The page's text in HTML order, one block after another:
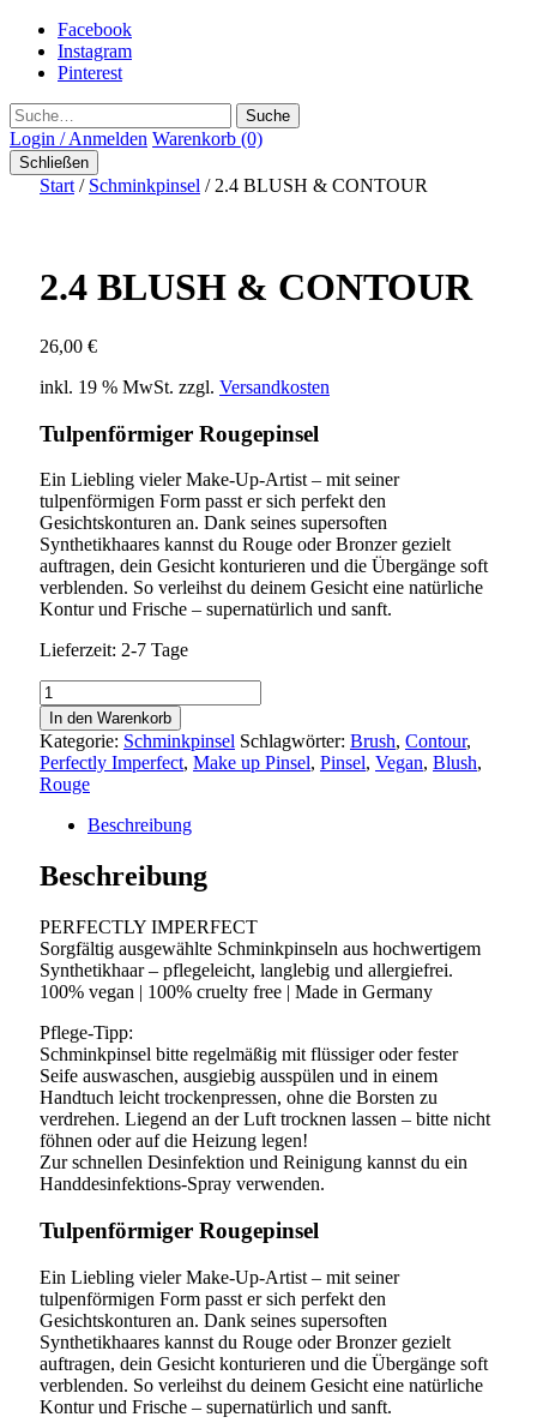
Facebook
Instagram
Pinterest
Suche
Login / Anmelden Warenkorb (0)
Schließen
Start / Schminkpinsel / 2.4 BLUSH & CONTOUR
2.4 BLUSH & CONTOUR
26,00 €
inkl. 19 % MwSt. zzgl. Versandkosten
Tulpenförmiger Rougepinsel
Ein Liebling vieler Make-Up-Artist – mit seiner
tulpenförmigen Form passt er sich perfekt den
Gesichtskonturen an. Dank seines supersoften
Synthetikhaares kannst du Rouge oder Bronzer gezielt
auftragen, dein Gesicht konturieren und die Übergänge soft
verblenden. So verleihst du deinem Gesicht eine natürliche
Kontur und Frische – supernatürlich und sanft.
Lieferzeit: 2-7 Tage
2.4
BLUSH
&
CONTOUR
Menge
In den Warenkorb
Kategorie: Schminkpinsel Schlagwörter: Brush, Contour,
Perfectly Imperfect, Make up Pinsel, Pinsel, Vegan, Blush,
Rouge
Beschreibung
Beschreibung
PERFECTLY IMPERFECT
Sorgfältig ausgewählte Schminkpinseln aus hochwertigem
Synthetikhaar – pflegeleicht, langlebig und allergiefrei.
100% vegan | 100% cruelty free | Made in Germany
Pflege-Tipp:
Schminkpinsel bitte regelmäßig mit flüssiger oder fester
Seife auswaschen, ausgiebig ausspülen und in einem
Handtuch leicht trockenpressen, ohne die Borsten zu
verdrehen. Liegend an der Luft trocknen lassen – bitte nicht
föhnen oder auf die Heizung legen!
Zur schnellen Desinfektion und Reinigung kannst du ein
Handdesinfektions-Spray verwenden.
Tulpenförmiger Rougepinsel
Ein Liebling vieler Make-Up-Artist – mit seiner
tulpenförmigen Form passt er sich perfekt den
Gesichtskonturen an. Dank seines supersoften
Synthetikhaares kannst du Rouge oder Bronzer gezielt
auftragen, dein Gesicht konturieren und die Übergänge soft
verblenden. So verleihst du deinem Gesicht eine natürliche
Kontur und Frische – supernatürlich und sanft.